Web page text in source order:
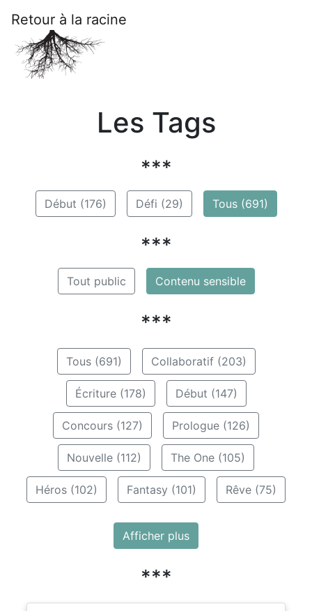
Retour à la racine
Les Tags
***
Début (176) Défi (29) Tous (691)
***
Tout public Contenu sensible
***
Tous (691) Collaboratif (203)
Écriture (178) Début (147)
Concours (127) Prologue (126)
Nouvelle (112) The One (105)
Héros (102) Fantasy (101) Rêve (75)
Afficher plus
***